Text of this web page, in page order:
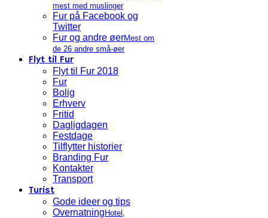
mest med muslinger
Fur på Facebook og
Twitter
Fur og andre øerMest om
de 26 andre små-øer
Flyt til Fur
Flyt til Fur 2018
Fur
Bolig
Erhverv
Fritid
Dagligdagen
Festdage
Tilflytter historier
Branding Fur
Kontakter
Transport
Turist
Gode ideer og tips
Overnatning Hotel,